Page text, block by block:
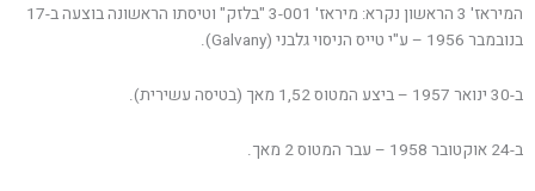
המיראז' 3 הראשון נקרא: מיראז' 3-001 "בלזק" וטיסתו הראשונה בוצעה ב-17
בנובמבר 1956 – ע"י טייס הניסוי גלבני (Galvany).
ב-30 ינואר 1957 – ביצע המטוס 1,52 מאך (בטיסה עשירית).
ב-24 אוקטובר 1958 – עבר המטוס 2 מאך.